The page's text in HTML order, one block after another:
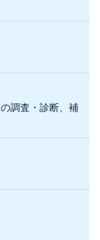
調査・診断、補